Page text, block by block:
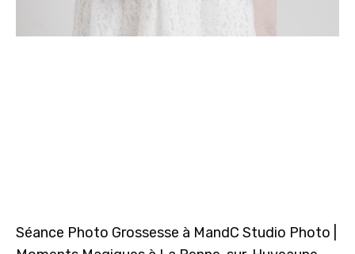
Séance Photo Grossesse à MandC Studio Photo |